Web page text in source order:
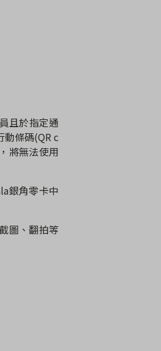
且於指定通
動條碼(QR c
將無法使用
銀角零卡中
圖、翻拍等